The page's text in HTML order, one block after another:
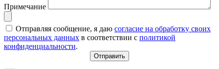
Примечание
Отправляя сообщение, я даю согласие на обработку своих
персональных данных в соответствии с политикой
конфиденциальности.